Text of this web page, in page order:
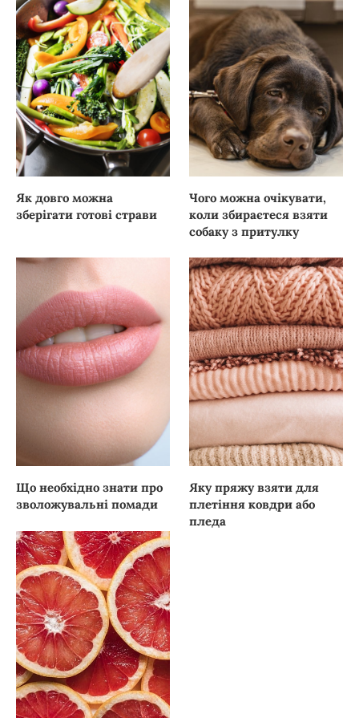
Як довго можна
зберігати готові страви
Чого можна очікувати,
коли збираєтеся взяти
собаку з притулку
Що необхідно знати про
зволожувальні помади
Яку пряжу взяти для
плетіння ковдри або
пледа